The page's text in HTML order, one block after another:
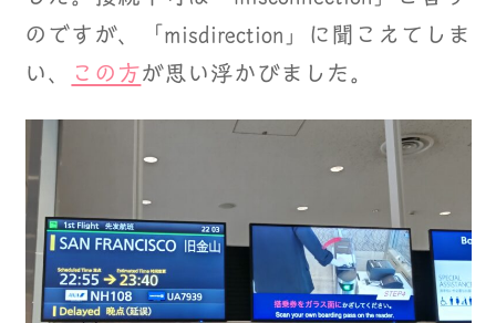
のですが、「misdirection」に聞こえてしま
い、
この方が思い浮かびました。